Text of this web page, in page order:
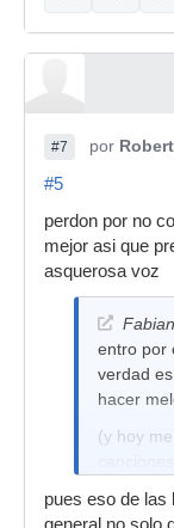
#7 por
#5
perdon por no
mejor asi que
asquerosa voz
entro por
verdad
hacer
(y hoy
pues eso de las